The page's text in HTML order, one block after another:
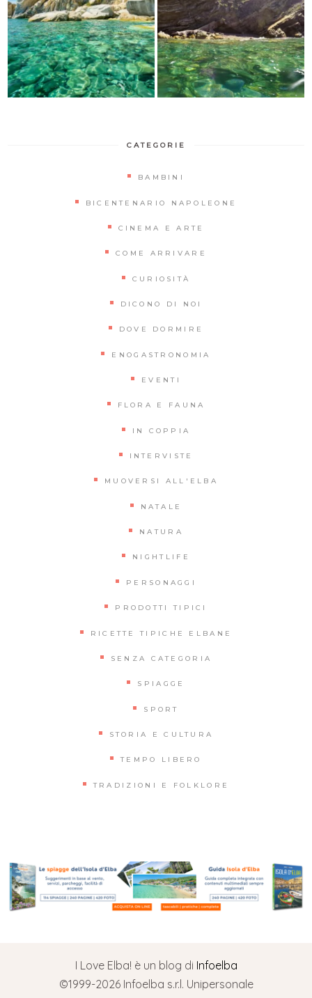
CATEGORIE
BAMBINI
BICENTENARIO NAPOLEONE
CINEMA E ARTE
COME ARRIVARE
CURIOSITÀ
DICONO DI NOI
DOVE DORMIRE
ENOGASTRONOMIA
EVENTI
FLORA E FAUNA
IN COPPIA
INTERVISTE
MUOVERSI ALL'ELBA
NATALE
NATURA
NIGHTLIFE
PERSONAGGI
PRODOTTI TIPICI
RICETTE TIPICHE ELBANE
SENZA CATEGORIA
SPIAGGE
SPORT
STORIA E CULTURA
TEMPO LIBERO
TRADIZIONI E FOLKLORE
I Love Elba! è un blog di Infoelba
©1999-2026 Infoelba s.r.l. Unipersonale